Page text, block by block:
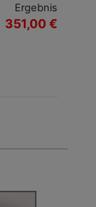
Ergebnis
351,00 €